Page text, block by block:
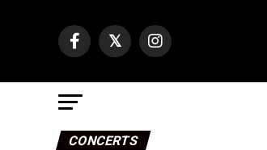
CONCERTS